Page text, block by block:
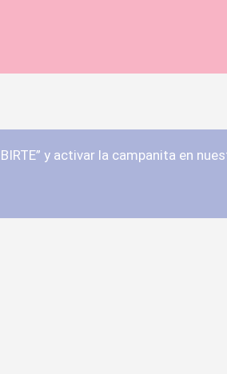
y activar la campanita en